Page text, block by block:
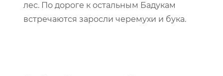
лес. По дороге к остальным Бадукам
встречаются заросли черемухи и бука.